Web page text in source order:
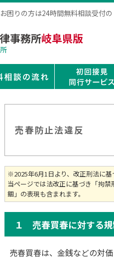
困りの方は24時間無料相談受付の
売春防止法違反
※2025年6月1日より、改正刑法に基
当ページでは法改正に基づき「拘
錮」の表現も含まれます。
１ 売春買春に対する
売春買春は、金銭などの対